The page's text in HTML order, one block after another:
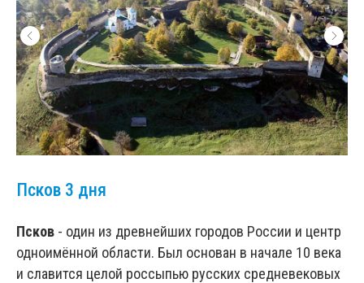
Псков 3 дня
Псков - один из древнейших городов России и центр
одноимённой области. Был основан в начале 10 века
и славится целой россыпью русских средневековых